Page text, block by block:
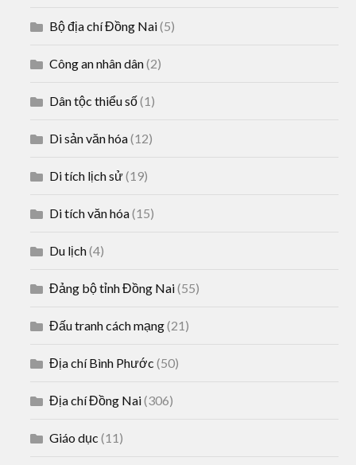
Bộ địa chí Đồng Nai(5)
Công an nhân dân(2)
Dân tộc thiểu số(1)
Di sản văn hóa(12)
Di tích lịch sử(19)
Di tích văn hóa(15)
Du lịch(4)
Đảng bộ tỉnh Đồng Nai(55)
Đấu tranh cách mạng(21)
Địa chí Bình Phước (50)
Địa chí Đồng Nai(306)
Giáo dục (11)